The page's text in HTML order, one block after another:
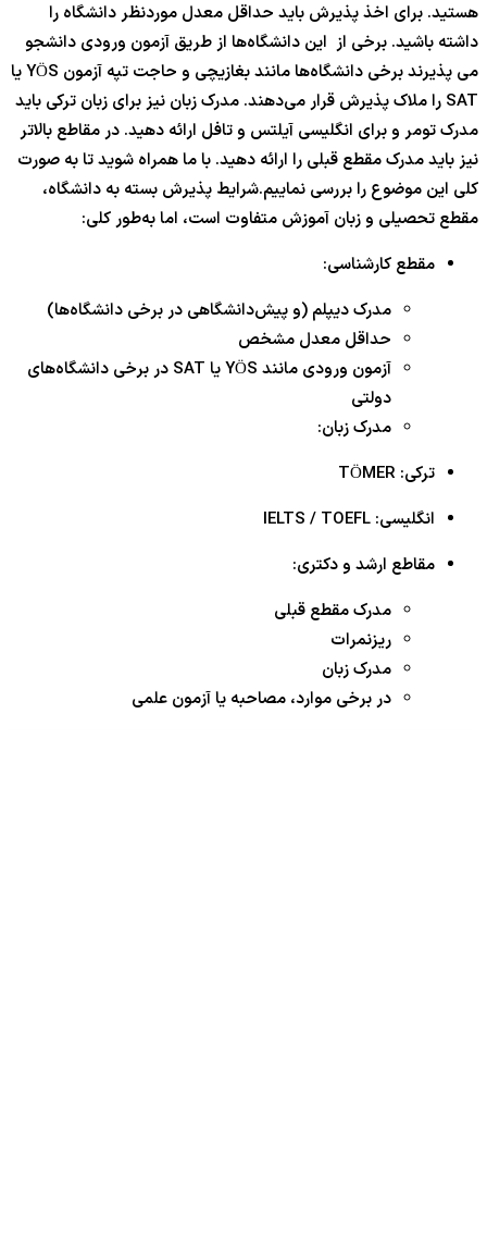
هستید. برای اخذ پذیرش باید حداقل معدل موردنظر دانشگاه را
داشته باشید. برخی از این دانشگاه‌ها از طریق آزمون ورودی دانشجو
می پذیرند برخی دانشگاه‌ها مانند بغازیچی و حاجت تپه آزمون YÖS یا
SAT را ملاک پذیرش قرار می‌دهند. مدرک زبان نیز برای زبان ترکی باید
مدرک تومر و برای انگلیسی آیلتس و تافل ارائه دهید. در مقاطع بالاتر
نیز باید مدرک مقطع قبلی را ارائه دهید. با ما همراه شوید تا به صورت
کلی این موضوع را بررسی نماییم.شرایط پذیرش بسته به دانشگاه،
مقطع تحصیلی و زبان آموزش متفاوت است، اما به‌طور کلی:
مقطع کارشناسی:
مدرک دیپلم (و پیش‌دانشگاهی در برخی دانشگاه‌ها)
حداقل معدل مشخص
آزمون ورودی مانند YÖS یا SAT در برخی دانشگاه‌های
دولتی
مدرک زبان:
ترکی: TÖMER
انگلیسی: IELTS / TOEFL
مقاطع ارشد و دکتری:
مدرک مقطع قبلی
ریزنمرات
مدرک زبان
در برخی موارد، مصاحبه یا آزمون علمی